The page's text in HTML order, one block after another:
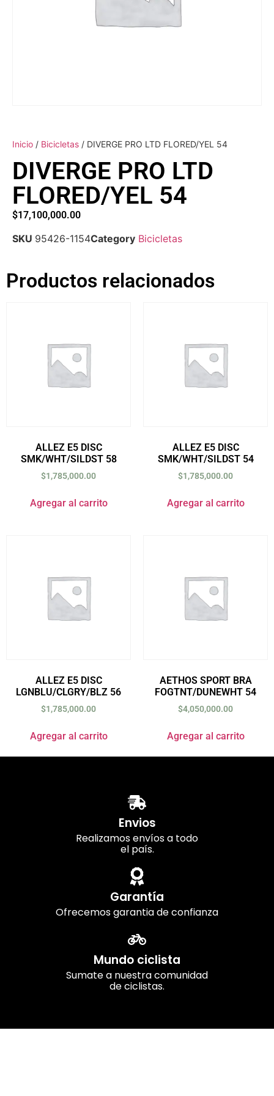
Inicio / Bicicletas / DIVERGE PRO LTD FLORED/YEL 54
DIVERGE PRO LTD
FLORED/YEL 54
$17,100,000.00
SKU 95426-1154Category Bicicletas
Productos relacionados
ALLEZ E5 DISC
SMK/WHT/SILDST 58
$1,785,000.00
Agregar al carrito
ALLEZ E5 DISC
SMK/WHT/SILDST 54
$1,785,000.00
Agregar al carrito
ALLEZ E5 DISC
LGNBLU/CLGRY/BLZ 56
$1,785,000.00
Agregar al carrito
AETHOS SPORT BRA
FOGTNT/DUNEWHT 54
$4,050,000.00
Agregar al carrito
Envios
Realizamos envíos a todo
el país.
Garantía
Ofrecemos garantia de confianza
Mundo ciclista
Sumate a nuestra comunidad
de ciclistas.